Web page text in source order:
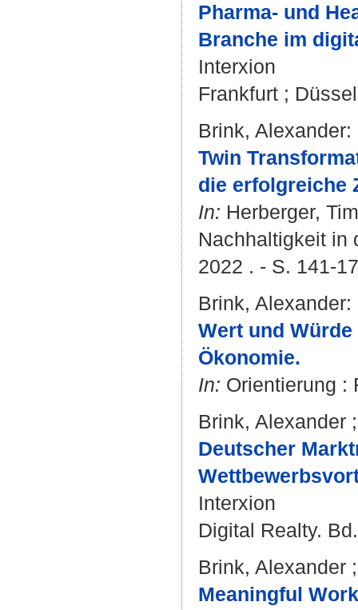
Pharma- und
Branche im
Interxion
Frankfurt ;
Brink, Alexander:
Twin
die erfolgreiche
In: Herberger,
Nachhaltigkeit in
2022 . - S. 141-
Brink, Alexander:
Wert und
Ökonomie.
In: Orientierung :
Brink, Alexander
Deutscher
Interxion
Digital Realty.
Brink, Alexander
Meaningful